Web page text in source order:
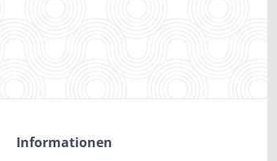
Informationen